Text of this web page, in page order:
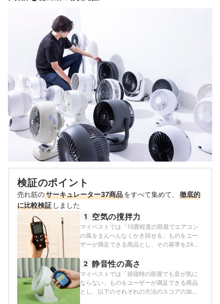
検証のポイント
売れ筋のサーキュレーター37商品をすべて集めて、
徹底的
に比較検証 しました
1
空気の撹拌力
マイベストでは「15畳程度の部屋でエアコン
の風をまんべんなくかき回せる」ものをユー
ザーが満足できる商品とし、その基準を24か
検証を行いました。
2 静音性の高さ
マイベストでは「就寝時の部屋でも音が気に
ならない」ものをユーザーが満足できる商品
とし、以下のそれぞれの方法のスコアの加重